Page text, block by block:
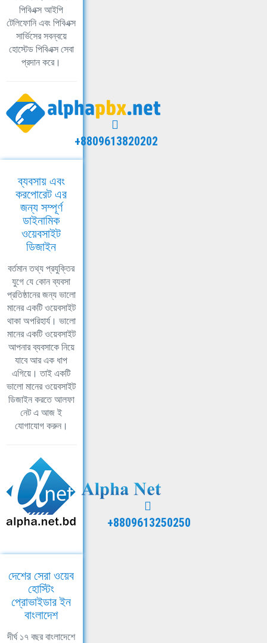
পিবিএক্স আইপি
টেলিফোনি এবং পিবিএক্স
সার্ভিসের সবন্বয়ে
হোস্টেড পিবিএক্স সেবা
প্রদান করে।
+8809613820202
ব্যবসায় এবং
করপোরেট এর
জন্য সম্পূর্ণ
ডাইনামিক
ওয়েবসাইট
ডিজাইন
বর্তমান তথ্য প্রযুক্তির
যুগে যে কোন ব্যবসা
প্রতিষ্ঠানের জন্য ভালো
মানের একটি ওয়েবসাইট
থাকা অপরিহার্য। ভালো
মানের একটি ওয়েবসাইট
আপনার ব্যবসাকে নিয়ে
যাবে আর এক ধাপ
এগিয়ে। তাই একটি
ভালো মানের ওয়েবসাইট
ডিজাইন করতে আলফা
নেট এ আজ ই
যোগাযোগ করুন।
+8809613250250
দেশের সেরা ওয়েব
হোস্টিং
প্রোভাইডার ইন
বাংলাদেশ
দীর্ঘ ১৭ বছর বাংলাদেশে